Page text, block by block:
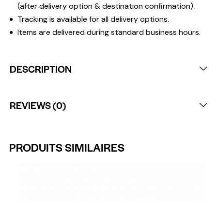
(after delivery option & destination confirmation).
Tracking is available for all delivery options.
Items are delivered during standard business hours.
DESCRIPTION
REVIEWS (0)
PRODUITS SIMILAIRES